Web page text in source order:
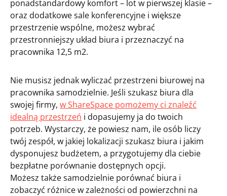
ponadstandardowy komfort – lot w pierwszej klasie –
oraz dodatkowe sale konferencyjne i większe
przestrzenie wspólne, możesz wybrać
przestronniejszy układ biura i przeznaczyć na
pracownika 12,5 m2.
Nie musisz jednak wyliczać przestrzeni biurowej na
pracownika samodzielnie. Jeśli szukasz biura dla
swojej firmy, w ShareSpace pomożemy ci znaleźć
idealną przestrzeń i dopasujemy ja do twoich
potrzeb. Wystarczy, że powiesz nam, ile osób liczy
twój zespół, w jakiej lokalizacji szukasz biura i jakim
dysponujesz budżetem, a przygotujemy dla ciebie
bezpłatne porównanie dostępnych opcji.
Możesz także samodzielnie porównać biura i
zobaczyć różnice w zależności od powierzchni na